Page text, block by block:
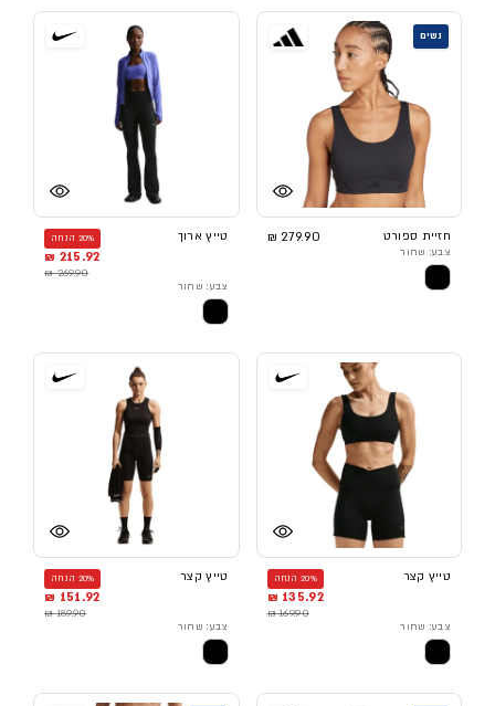
נשים
חזיית ספורט 279.90 ₪
צבע: שחור
טייץ ארוך 20% הנחה
215.92 ₪
269.90 ₪
צבע: שחור
טייץ קצר 20% הנחה
135.92 ₪
169.90 ₪
צבע: שחור
טייץ קצר 20% הנחה
151.92 ₪
189.90 ₪
צבע: שחור